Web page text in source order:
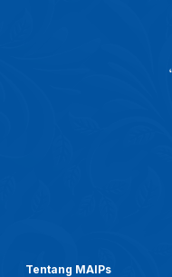
Tentang MAIPs